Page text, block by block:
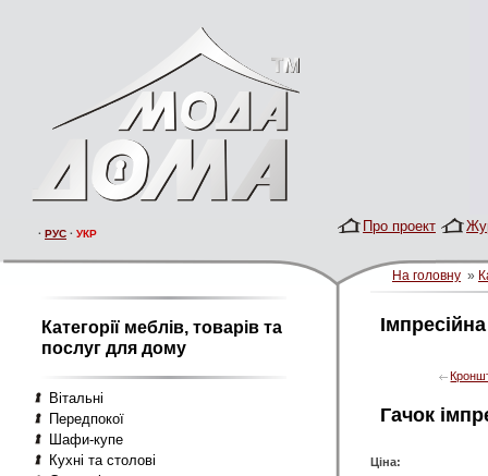
· РУС · УКР Про проект
На головну »
Категорії меблів, товарів та
послуг для дому
Вітальні
Передпокої
Шафи-купе
Кухні та столові
Гачок
Ціна: